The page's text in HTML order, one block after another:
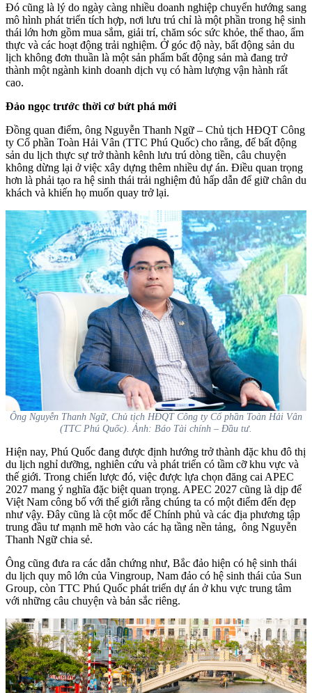
Đó cũng là lý do ngày càng nhiều doanh nghiệp chuyển hướng sang
mô hình phát triển tích hợp, nơi lưu trú chỉ là một phần trong hệ sinh
thái lớn hơn gồm mua sắm, giải trí, chăm sóc sức khỏe, thể thao, ẩm
thực và các hoạt động trải nghiệm. Ở góc độ này, bất động sản du
lịch không đơn thuần là một sản phẩm bất động sản mà đang trở
thành một ngành kinh doanh dịch vụ có hàm lượng vận hành rất
cao.
Đảo ngọc trước thời cơ bứt phá mới
Đồng quan điểm, ông Nguyễn Thanh Ngữ – Chủ tịch HĐQT Công
ty Cổ phần Toàn Hải Vân (TTC Phú Quốc) cho rằng, để bất động
sản du lịch thực sự trở thành kênh lưu trú dòng tiền, câu chuyện
không dừng lại ở việc xây dựng thêm nhiều dự án. Điều quan trọng
hơn là phải tạo ra hệ sinh thái trải nghiệm đủ hấp dẫn để giữ chân du
khách và khiến họ muốn quay trở lại.
Ông Nguyễn Thanh Ngữ, Chủ tịch HĐQT Công ty Cổ phần Toàn Hải Vân
(TTC Phú Quốc). Ảnh: Báo Tài chính – Đầu tư.
Hiện nay, Phú Quốc đang được định hướng trở thành đặc khu đô thị
du lịch nghỉ dưỡng, nghiên cứu và phát triển có tầm cỡ khu vực và
thế giới. Trong chiến lược đó, việc được lựa chọn đăng cai APEC
2027 mang ý nghĩa đặc biệt quan trọng. APEC 2027 cũng là dịp để
Việt Nam công bố với thế giới rằng chúng ta có một điểm đến đẹp
như vậy. Đây cũng là cột mốc để Chính phủ và các địa phương tập
trung đầu tư mạnh mẽ hơn vào các hạ tầng nền tảng, ông Nguyễn
Thanh Ngữ chia sẻ.
Ông cũng đưa ra các dẫn chứng như, Bắc đảo hiện có hệ sinh thái
du lịch quy mô lớn của Vingroup, Nam đảo có hệ sinh thái của Sun
Group, còn TTC Phú Quốc phát triển dự án ở khu vực trung tâm
với những câu chuyện và bản sắc riêng.